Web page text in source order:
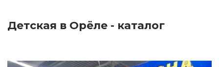
Детская в Орёле - каталог